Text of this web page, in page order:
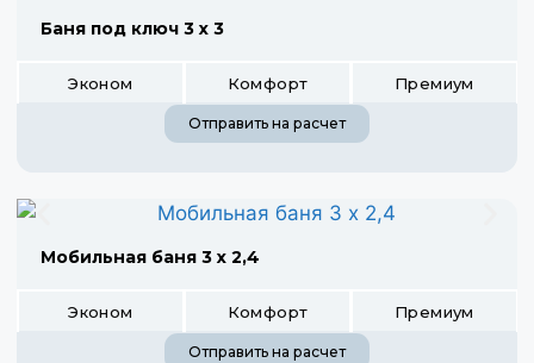
Баня под ключ 3 х 3
Эконом Комфорт Премиум
Отправить на расчет
Мобильная баня 3 х 2,4
Эконом Комфорт Премиум
Отправить на расчет